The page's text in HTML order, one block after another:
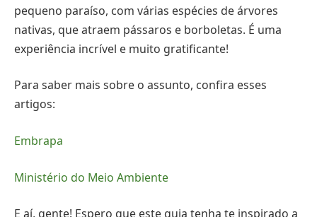
pequeno paraíso, com várias espécies de árvores
nativas, que atraem pássaros e borboletas. É uma
experiência incrível e muito gratificante!
Para saber mais sobre o assunto, confira esses
artigos:
Embrapa
Ministério do Meio Ambiente
E aí, gente! Espero que este guia tenha te inspirado a